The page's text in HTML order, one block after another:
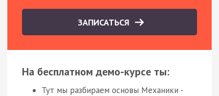
ЗАПИСАТЬСЯ
На бесплатном демо-курсе ты:
Тут мы разбираем основы Механики -